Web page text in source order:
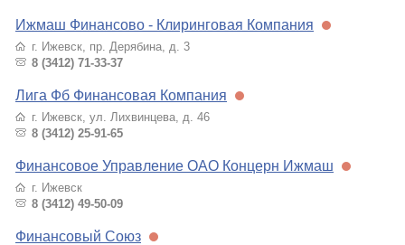
Ижмаш Финансово - Клиринговая Компания
г. Ижевск, пр. Дерябина, д. 3
8 (3412) 71-33-37
Лига Фб Финансовая Компания
г. Ижевск, ул. Лихвинцева, д. 46
8 (3412) 25-91-65
Финансовое Управление ОАО Концерн Ижмаш
г. Ижевск
8 (3412) 49-50-09
Финансовый Союз